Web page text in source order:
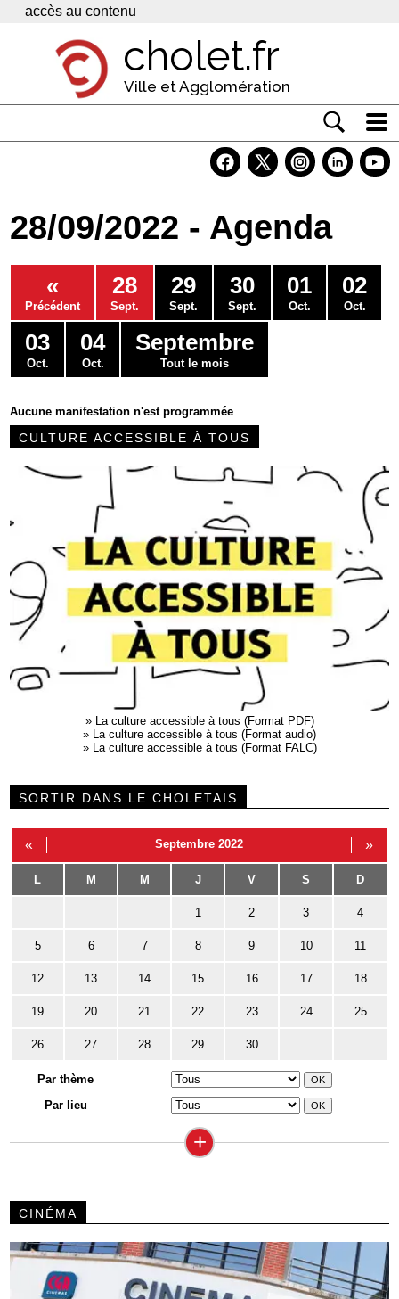
Panneau de gestion des cookies
accès au contenu
cholet.fr
Ville et Agglomération
Economie
Services
Contacts
28/09/2022 - Agenda
«
Précédent
28
Sept.
29
Sept.
30
Sept.
01
Oct.
02
Oct.
03
Oct.
04
Oct.
Septembre
Tout le mois
Aucune manifestation n'est programmée
CULTURE ACCESSIBLE À TOUS
»
La culture accessible à tous (Format PDF)
»
La culture accessible à tous (Format audio)
»
La culture accessible à tous (Format FALC)
SORTIR DANS LE CHOLETAIS
« Septembre 2022 »
L M M J V S D
1 2 3 4
5 6 7 8 9 10 11
12 13 14 15 16 17 18
19 20 21 22 23 24 25
26 27 28 29 30
Par thème
Par lieu
+
CINÉMA